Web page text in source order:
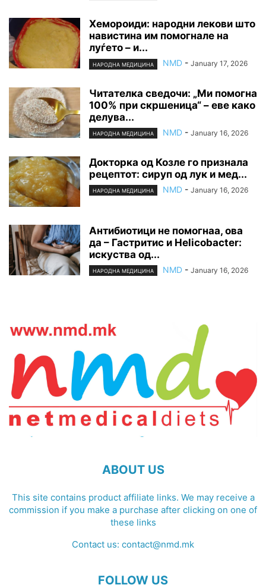
Хемороиди: народни лекови што
навистина им помогнале на
луѓето – и...
НАРОДНА МЕДИЦИНА NMD - January 17, 2026
Читателка сведочи: „Ми помогна
100% при скршеница“ – еве како
делува...
НАРОДНА МЕДИЦИНА NMD - January 16, 2026
Докторка од Козле го признала
рецептот: сируп од лук и мед...
НАРОДНА МЕДИЦИНА NMD - January 16, 2026
Антибиотици не помогнаа, ова
да – Гастритис и Helicobacter:
искуства од...
НАРОДНА МЕДИЦИНА NMD - January 16, 2026
ABOUT US
This site contains product affiliate links. We may receive a
commission if you make a purchase after clicking on one of
these links
Contact us: contact@nmd.mk
FOLLOW US